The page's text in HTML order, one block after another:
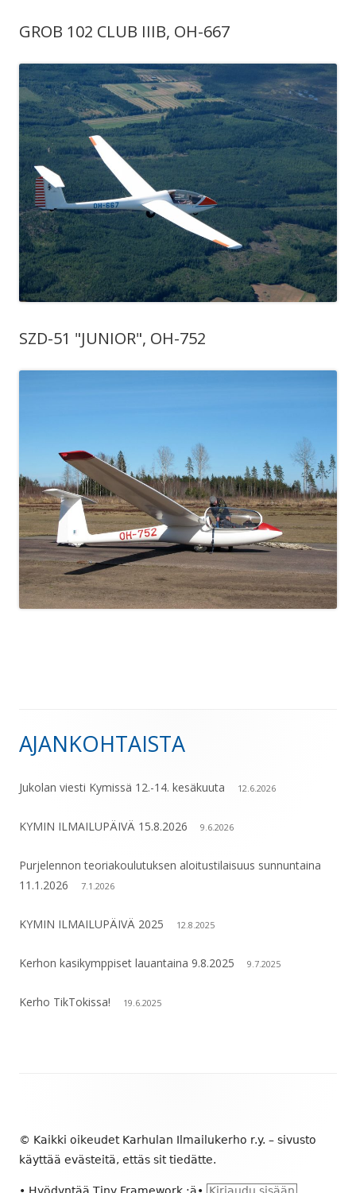
GROB 102 CLUB IIIB, OH-667
SZD-51 "JUNIOR", OH-752
Sivupalkki
AJANKOHTAISTA
Jukolan viesti Kymissä 12.-14. kesäkuuta 12.6.2026
KYMIN ILMAILUPÄIVÄ 15.8.2026 9.6.2026
Purjelennon teoriakoulutuksen aloitustilaisuus sunnuntaina
11.1.2026
7.1.2026
KYMIN ILMAILUPÄIVÄ 2025 12.8.2025
Kerhon kasikymppiset lauantaina 9.8.2025 9.7.2025
Kerho TikTokissa! 19.6.2025
© Kaikki oikeudet Karhulan Ilmailukerho r.y. – sivusto
käyttää evästeitä, ettäs sit tiedätte.